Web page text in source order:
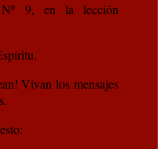
Nº 9, en la lección
Vivan los mensajes